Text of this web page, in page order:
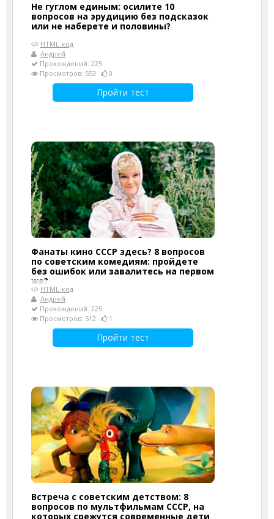
Не гуглом единым: осилите 10
вопросов на эрудицию без подсказок
или не наберете и половины?
HTML-код
Андрей
Прохождений: 225
Просмотров: 553
0
Пройти тест
Фанаты кино СССР здесь? 8 вопросов
по советским комедиям: пройдете
без ошибок или завалитесь на первом
же?
HTML-код
Андрей
Прохождений: 225
Просмотров: 512
1
Пройти тест
Встреча с советским детством: 8
вопросов по мультфильмам СССР, на
которых срежутся современные дети